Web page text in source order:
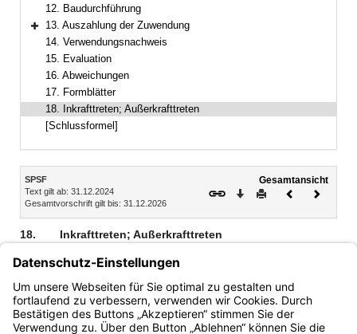
12. Baudurchführung
Bereich erweitern
13. Auszahlung der Zuwendung
14. Verwendungsnachweis
15. Evaluation
16. Abweichungen
17. Formblätter
18. Inkrafttreten; Außerkrafttreten
[Schlussformel]
Inhalt
SPSF
Text gilt ab: 31.12.2024
Gesamtvorschrift gilt bis: 31.12.2026
Gesamtansicht
Download
DruckenVorheriges
18. Inkrafttreten; Außerkrafttreten
1Diese Bekanntmachung tritt mit Wirkung vom 1. Juni 2019
in Kraft; sie tritt mit Ablauf des 31. Dezember 2026 außer
Kraft.2Die Restabwicklung bereits geförderter Maßnahmen
bleibt davon unberührt.